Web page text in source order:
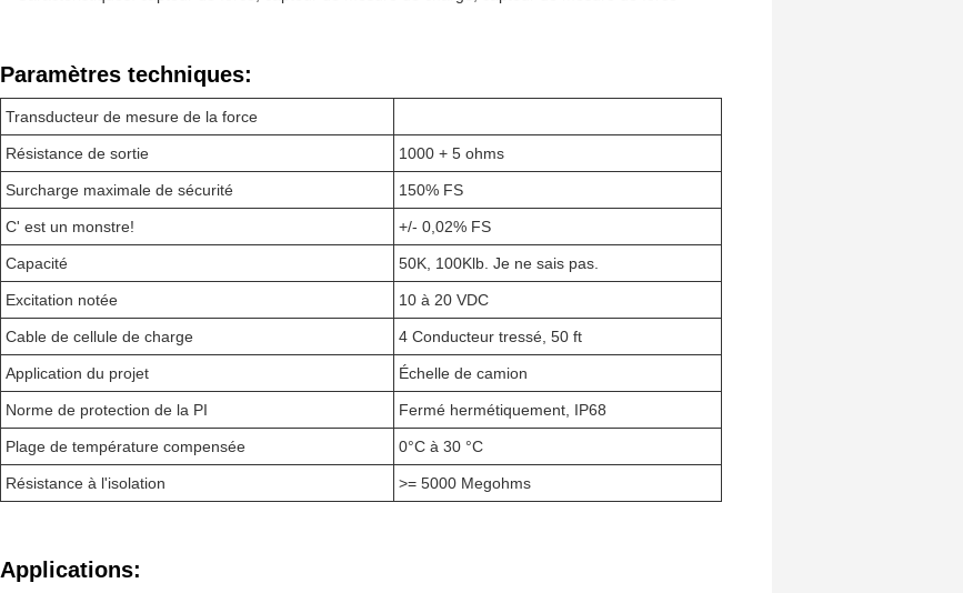
Paramètres techniques:
Transducteur de mesure de la force
Résistance de sortie 1000 + 5 ohms
Surcharge maximale de sécurité 150% FS
C' est un monstre! +/- 0,02% FS
Capacité 50K, 100Klb. Je ne sais pas.
Excitation notée 10 à 20 VDC
Cable de cellule de charge 4 Conducteur tressé, 50 ft
Application du projet Échelle de camion
Norme de protection de la PI Fermé hermétiquement, IP68
Plage de température compensée 0°C à 30 °C
Résistance à l'isolation >= 5000 Megohms
Applications: